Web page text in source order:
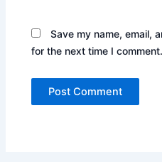
Save my name, email,
for the next time I comment.